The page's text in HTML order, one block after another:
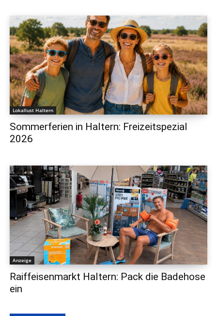
Lokallust Haltern
Sommerferien in Haltern: Freizeitspezial
2026
Anzeige
Raiffeisenmarkt Haltern: Pack die Badehose
ein